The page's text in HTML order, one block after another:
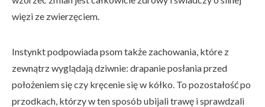
więzi ze zwierzęciem.
Instynkt podpowiada psom także zachowania, które z
zewnątrz wyglądają dziwnie: drapanie posłania przed
położeniem się czy kręcenie się w kółko. To pozostałość po
przodkach, którzy w ten sposób ubijali trawę i sprawdzali